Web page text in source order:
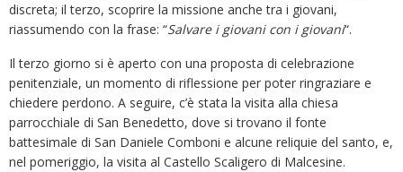
discreta; il terzo, scoprire la missione anche tra i giovani,
riassumendo con la frase: “Salvare i giovani con i giovani“.
Il terzo giorno si è aperto con una proposta di celebrazione
penitenziale, un momento di riflessione per poter ringraziare e
chiedere perdono. A seguire, c’è stata la visita alla chiesa
parrocchiale di San Benedetto, dove si trovano il fonte
battesimale di San Daniele Comboni e alcune reliquie del santo, e,
nel pomeriggio, la visita al Castello Scaligero di Malcesine.